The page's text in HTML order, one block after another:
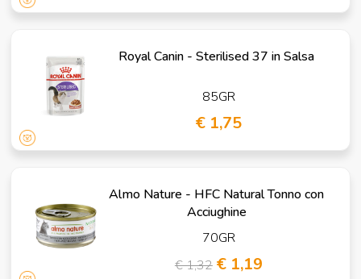
Royal Canin - Sterilised 37 in Salsa
85GR
€ 1,75
Almo Nature - HFC Natural Tonno con
Acciughine
70GR
€ 1,32 € 1,19